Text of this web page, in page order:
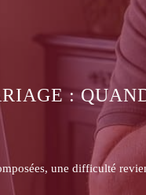
LES
NON
d’une assurance-